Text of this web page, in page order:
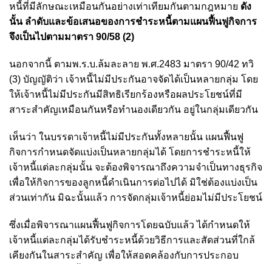
หนี้ที่มีลักษณะเหมือนกันอย่างเท่าเทียมกันตามกฎหมาย ดัง
นั้น ลำดับและข้อเสนอของการชำระหนี้ตามแผนฟื้นฟูกิจการ
จึงเป็นไปตามมาตรา 90/58 (2)
นอกจากนี้ ตามพ.ร.บ.ล้มละลาย พ.ศ.2483 มาตรา 90/42 ทวิ
(3) บัญญัติว่า เจ้าหนี้ไม่มีประกันอาจจัดได้เป็นหลายกลุ่ม โดย
ให้เจ้าหนี้ไม่มีประกันมีสิทธิเรียกร้องหรือผลประโยชน์ที่มี
สาระสำคัญเหมือนกันหรือทำนองเดียวกัน อยู่ในกลุ่มเดียวกัน
เห็นว่า ในบรรดาเจ้าหนี้ไม่มีประกันทั้งหลายนั้น แผนฟื้นฟู
กิจการกำหนดจัดแบ่งเป็นหลายกลุ่มได้ โดยการชำระหนี้ให้
เจ้าหนี้แต่ละกลุ่มนั้น จะต้องพิจารณาถึงความจำเป็นทางธุรกิจ
เพื่อให้กิจการของลูกหนี้ดำเนินการต่อไปได้ มิใช่ต้องแบ่งเป็น
ส่วนเท่ากัน มิฉะนั้นแล้ว การจัดกลุ่มเจ้าหนี้ย่อมไม่มีประโยชน์
ซึ่งเมื่อพิจารณาแผนฟื้นฟูกิจการโดยฉบับแล้ว ได้กำหนดให้
เจ้าหนี้แต่ละกลุ่มได้รับชำระหนี้ด้วยวิธีการและสัดส่วนที่ใกล้
เคียงกันในสาระสำคัญ เพื่อให้สอดคล้องกับการประกอบ